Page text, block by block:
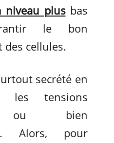
niveau plusbas
le bon
cellules.
secrété en
les tensions
ou bien
Alors, pour